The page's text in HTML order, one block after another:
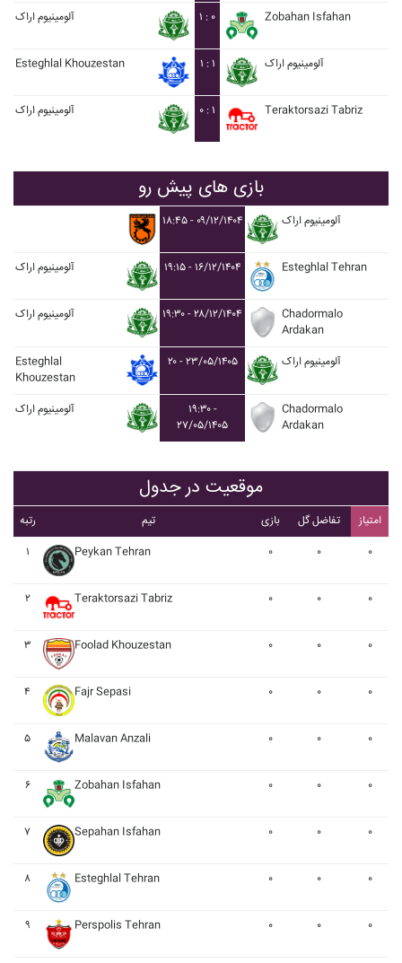
آلومينيوم اراک ۱ : ۰ Zobahan Isfahan
Esteghlal Khouzestan ۱ : ۱ آلومينيوم اراک
آلومينيوم اراک ۰ : ۱ Teraktorsazi Tabriz
بازی های پیش رو
۱۸:۴۵ - ۰۹/۱۲/۱۴۰۴ آلومينيوم اراک
آلومينيوم اراک ۱۹:۱۵ - ۱۶/۱۲/۱۴۰۴ Esteghlal Tehran
آلومينيوم اراک ۱۹:۳۰ - ۲۸/۱۲/۱۴۰۴
Chadormalo
Ardakan
Esteghlal
Khouzestan
۲۰ - ۲۳/۰۵/۱۴۰۵ آلومينيوم اراک
آلومينيوم اراک
۱۹:۳۰ -
۲۷/۰۵/۱۴۰۵
Chadormalo
Ardakan
موقعیت در جدول
رتبه تیم بازی تفاضل گل
امتیاز
۱
Peykan Tehran ۰ ۰ ۰
۲ Teraktorsazi Tabriz ۰ ۰ ۰
۳ Foolad Khouzestan ۰ ۰ ۰
۴ Fajr Sepasi ۰ ۰ ۰
۵ Malavan Anzali ۰ ۰ ۰
۶ Zobahan Isfahan ۰ ۰ ۰
۷ Sepahan Isfahan ۰ ۰ ۰
۸ Esteghlal Tehran ۰ ۰ ۰
۹ Perspolis Tehran ۰ ۰ ۰